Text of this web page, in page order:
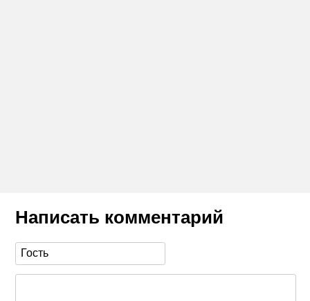
Написать комментарий